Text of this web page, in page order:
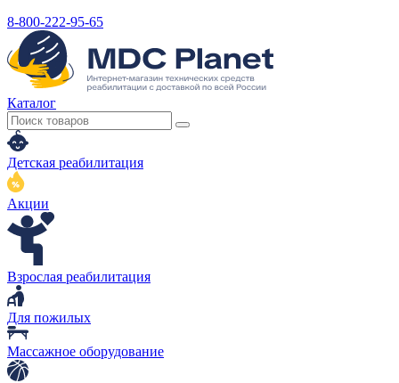
8-800-222-95-65
Каталог
Детская реабилитация
Акции
Взрослая реабилитация
Для пожилых
Массажное оборудование